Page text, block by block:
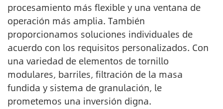
procesamiento más flexible y una ventana de
operación más amplia. También
proporcionamos soluciones individuales de
acuerdo con los requisitos personalizados. Con
una variedad de elementos de tornillo
modulares, barriles, filtración de la masa
fundida y sistema de granulación, le
prometemos una inversión digna.